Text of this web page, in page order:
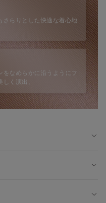
さらりとした快適な着心地
をなめらかに沿うようにフ
く演出。